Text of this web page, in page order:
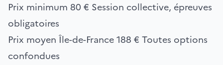
Prix minimum 80 € Session collective, épreuves
obligatoires
Prix moyen Île-de-France188 € Toutes options
confondues